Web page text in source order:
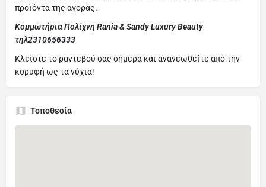
προϊόντα της αγοράς.
Κομμωτήρια Πολίχνη Rania & Sandy Luxury Beauty
τηλ2310656333
Κλείστε το ραντεβού σας σήμερα και ανανεωθείτε από την
κορυφή ως τα νύχια!
Τοποθεσία